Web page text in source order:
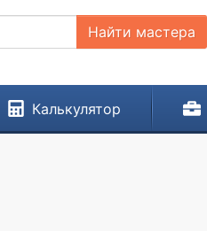
Найти мастера
Калькулятор